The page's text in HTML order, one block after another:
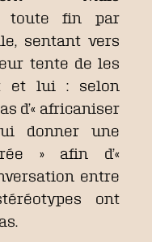
toute fin par
sentant vers
tente de les
et lui : selon
d’« africaniser
donner une
» afin d’«
entre
ont